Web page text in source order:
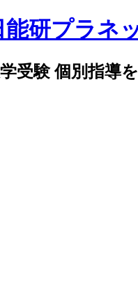
受験 個別指導